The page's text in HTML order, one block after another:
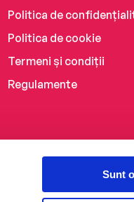
Sunt
Politica de
Politica de cookie
Termeni și condiții
Regulamente